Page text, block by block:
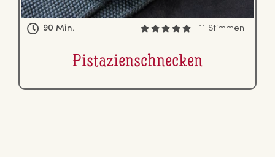
90 Min. 11 Stimmen
Pis­ta­zi­en­schne­cken